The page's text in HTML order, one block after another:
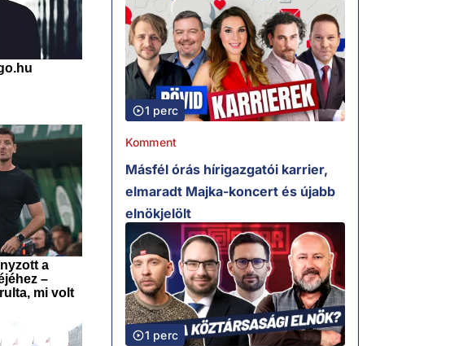
1 perc
Komment
Másfél órás hírigazgatói karrier,
elmaradt Majka-koncert és újabb
elnökjelölt
1 perc